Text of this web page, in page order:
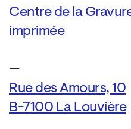
Centre de la
imprimée
—
Rue des Amours, 10
B-7100 La Louvière